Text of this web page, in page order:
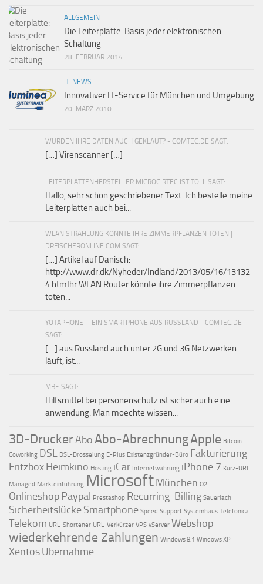
ALLGEMEIN
Die Leiterplatte: Basis jeder elektronischen
Schaltung
28. FEBRUAR 2014
IT-NEWS
Innovativer IT-Service für München und Umgebung
20. MÄRZ 2010
WURDEN IHRE DATEN AUCH GEKLAUT? - COMTEC.DE SAGT:
[…] Virenscanner […]
LEITERPLATTENHERSTELLER MICROCIRTEC IST TOLL SAGT:
Hallo, sehr schön geschriebener Text. Ich bestelle meine
Leiterplatten auch bei...
WLAN STRAHLUNG KÖNNTE IHRE ZIMMERPFLANZEN TÖTEN |
DRFISCHERONLINE.COM SAGT:
[…] Artikel auf Dänisch:
http://www.dr.dk/Nyheder/Indland/2013/05/16/13132
4.htmIhr WLAN Router könnte ihre Zimmerpflanzen
töten...
YOTAPHONE – EIN SMARTPHONE AUS RUSSLAND - COMTEC.DE
SAGT:
[…] aus Russland auch unter 2G und 3G Netzwerken
läuft, ist...
MBE SAGT:
Hilfsmittel bei personenschutz ist sicher auch eine
anwendung. Man moechte wissen...
3D-DruckerAbo Abo-AbrechnungApple Bitcoin
Coworking DSL DSL-Drosselung E-Plus Existenzgründer-Büro Fakturierung
Fritzbox Heimkino Hosting iCar Internetwährung iPhone 7 Kurz-URL
Managed Markteinführung Microsoft München O2
Onlineshop Paypal Prestashop Recurring-Billing Sauerlach
Sicherheitslücke Smartphone Speed Support Systemhaus Telefonica
Telekom URL-Shortener URL-Verkürzer VPS vServer Webshop
wiederkehrende Zahlungen Windows 8.1 Windows XP
Xentos Übernahme